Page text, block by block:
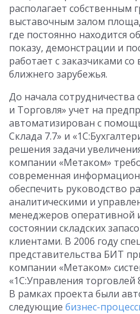
располагает собственным
выставочным залом
где постоянно находится
показу, демонстрации и
работает с заказчиками со
ближнего зарубежья.
До начала сотрудничества
и Торговля» учет на
автоматизирован с
Склада 7.7» и
решения задачи
компании «Метаком»
современная
обеспечить руководство
аналитическими и
менеджеров оперативной
состоянии складских
клиентами. В 2006 году
представительства БИТ
компании «Метаком»
«1С:Управления торговлей
В рамках проекта были
следующие бизнес-